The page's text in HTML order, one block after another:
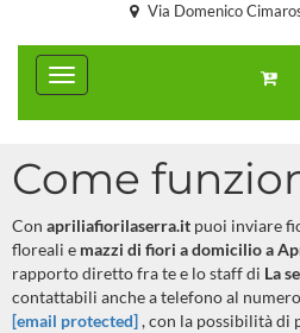
Via Domenico
Come
Con apriliafiorilaserra.it puoi inviare
floreali e mazzi di fiori a domicilio a
rapporto diretto fra te e lo staff di La
contattabili anche a telefono al numero
[email protected], con la possibilità di